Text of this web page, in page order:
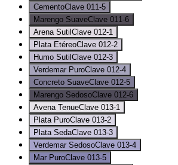
CementoClave 011-5
Marengo SuaveClave 011-6
Arena SutilClave 012-1
Plata EtéreoClave 012-2
Humo SutilClave 012-3
Verdemar PuroClave 012-4
Concreto SuaveClave 012-5
Marengo SedosoClave 012-6
Avena TenueClave 013-1
Plata PuroClave 013-2
Plata SedaClave 013-3
Verdemar SedosoClave 013-4
Mar PuroClave 013-5